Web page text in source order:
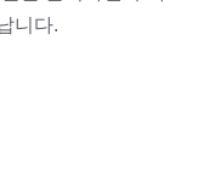
니다.